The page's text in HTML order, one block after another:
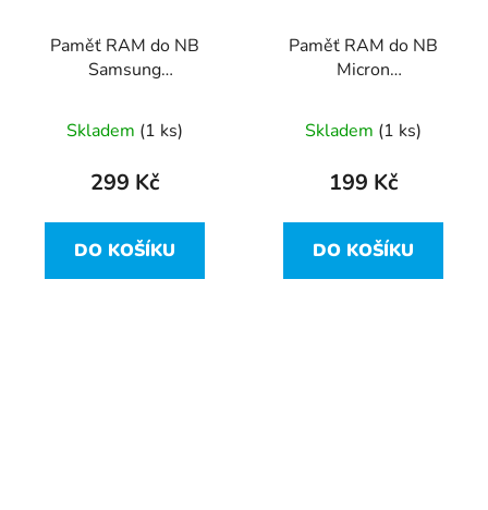
Paměť RAM do NB
Samsung
4GB 1600MHz DDR3
PC3L
Skladem (1 ks)
299 Kč
DO KOŠÍKU
Paměť RAM do NB
Micron
1G6M1 2GB 1600Mhz
DDR3 PC3L
Skladem (1 ks)
199 Kč
DO KOŠÍKU